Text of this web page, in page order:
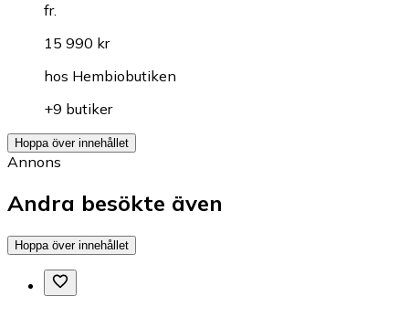
fr.
15 990 kr
hos Hembiobutiken
+9 butiker
Hoppa över innehållet
Annons
Andra besökte även
Hoppa över innehållet